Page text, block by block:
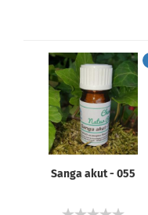
Sanga akut - 055